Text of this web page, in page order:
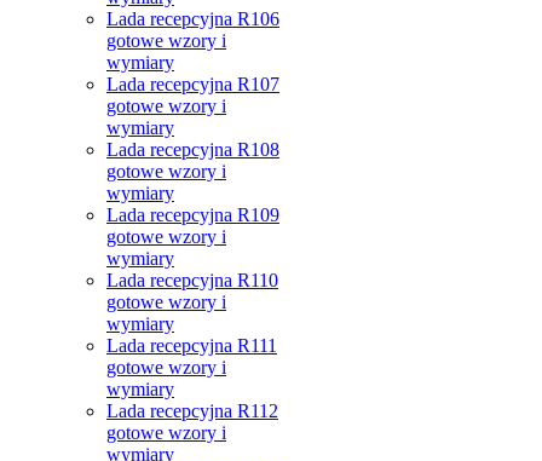
Lada recepcyjna R106
gotowe wzory i
wymiary
Lada recepcyjna R107
gotowe wzory i
wymiary
Lada recepcyjna R108
gotowe wzory i
wymiary
Lada recepcyjna R109
gotowe wzory i
wymiary
Lada recepcyjna R110
gotowe wzory i
wymiary
Lada recepcyjna R111
gotowe wzory i
wymiary
Lada recepcyjna R112
gotowe wzory i
wymiary